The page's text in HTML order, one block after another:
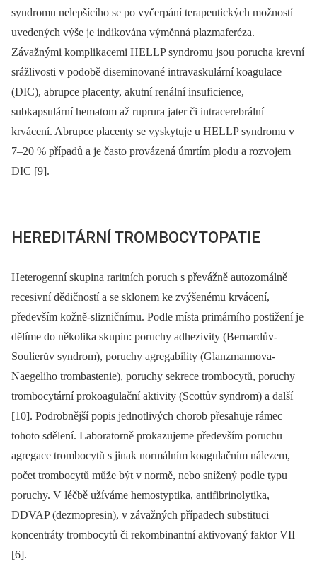
syndromu nelepšícího se po vyčerpání terapeutických možností
uvedených výše je indikována výměnná plazmaferéza.
Závažnými komplikacemi HELLP syndromu jsou porucha krevní
srážlivosti v podobě diseminované intravaskulární koagulace
(DIC), abrupce placenty, akutní renální insuficience,
subkapsulární hematom až ruprura jater či intracerebrální
krvácení. Abrupce placenty se vyskytuje u HELLP syndromu v
7–20 % případů a je často provázená úmrtím plodu a rozvojem
DIC [9].
HEREDITÁRNÍ TROMBOCYTOPATIE
Heterogenní skupina raritních poruch s převážně autozomálně
recesivní dědičností a se sklonem ke zvýšenému krvácení,
především kožně-slizničnímu. Podle místa primárního postižení je
dělíme do několika skupin: poruchy adhezivity (Bernardův-
Soulierův syndrom), poruchy agregability (Glanzmannova-
Naegeliho trombastenie), poruchy sekrece trombocytů, poruchy
trombocytární prokoagulační aktivity (Scottův syndrom) a další
[10]. Podrobnější popis jednotlivých chorob přesahuje rámec
tohoto sdělení. Laboratorně prokazujeme především poruchu
agregace trombocytů s jinak normálním koagulačním nálezem,
počet trombocytů může být v normě, nebo snížený podle typu
poruchy. V léčbě užíváme hemostyptika, antifibrinolytika,
DDVAP (dezmopresin), v závažných případech substituci
koncentráty trombocytů či rekombinantní aktivovaný faktor VII
[6].